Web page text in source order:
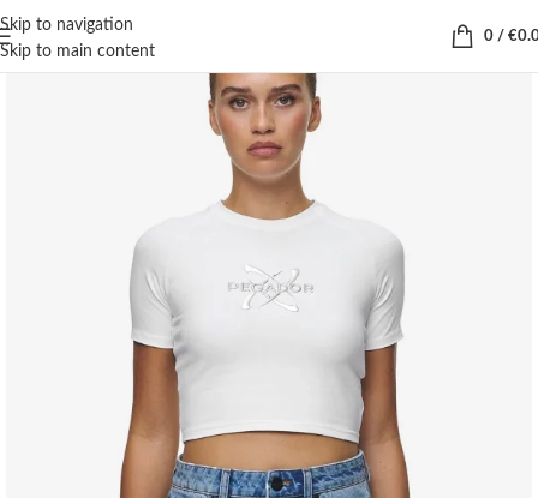
Skip to navigation
Skip to main content
0 / €